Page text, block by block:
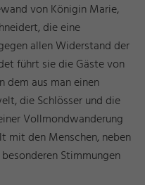
von Königin Marie,
die eine
allen Widerstand der
führt sie die Gäste von
dem aus man einen
die Schlösser und die
Vollmondwanderung
mit den Menschen, neben
Stimmungen